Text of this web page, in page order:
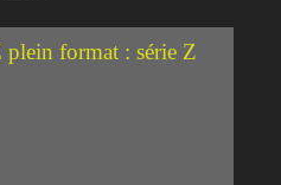
format : série Z